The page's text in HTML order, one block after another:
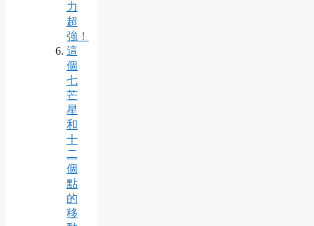
力
超
強！
這
個
七
芒
星
和
十
二
個
點
的
移